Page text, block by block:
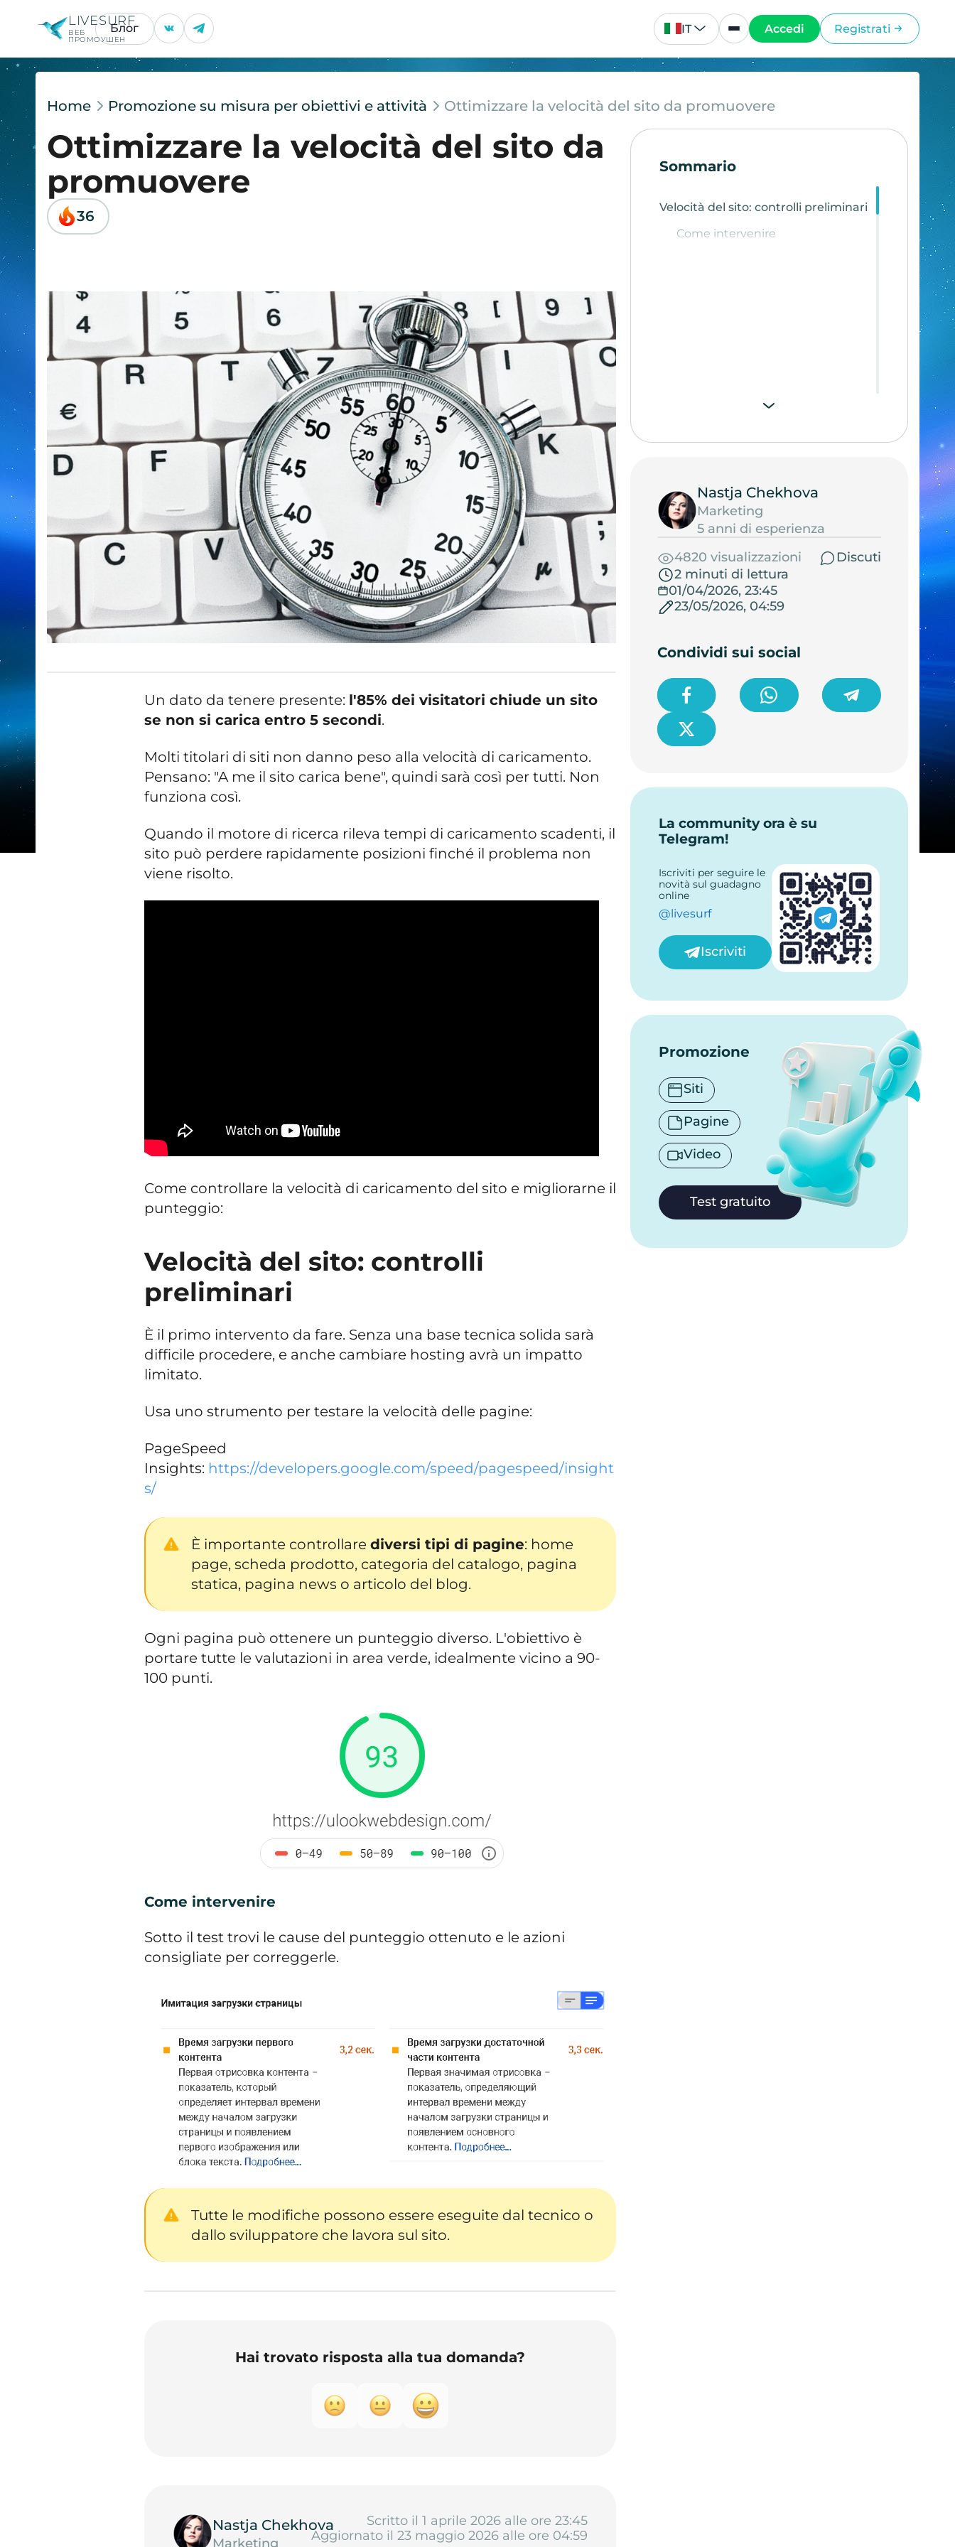
LIVESURF
ВЕБ
ПРОМОУШЕН
Блог IT Accedi Registrati
Home Promozione su misura per obiettivi e attività Ottimizzare la velocità del sito da promuovere
Ottimizzare la velocità del sito da
promuovere
36
Un dato da tenere presente: l'85% dei visitatori chiude un sito
se non si carica entro 5 secondi.
Molti titolari di siti non danno peso alla velocità di caricamento.
Pensano: "A me il sito carica bene", quindi sarà così per tutti. Non
funziona così.
Quando il motore di ricerca rileva tempi di caricamento scadenti, il
sito può perdere rapidamente posizioni finché il problema non
viene risolto.
Come controllare la velocità di caricamento del sito e migliorarne il
punteggio:
Velocità del sito: controlli
preliminari
È il primo intervento da fare. Senza una base tecnica solida sarà
difficile procedere, e anche cambiare hosting avrà un impatto
limitato.
Usa uno strumento per testare la velocità delle pagine:
PageSpeed
Insights: https://developers.google.com/speed/pagespeed/insight
s/
È importante controllarediversi tipi di pagine: home
page, scheda prodotto, categoria del catalogo, pagina
statica, pagina news o articolo del blog.
Ogni pagina può ottenere un punteggio diverso. L'obiettivo è
portare tutte le valutazioni in area verde, idealmente vicino a 90-
100 punti.
Come intervenire
Sotto il test trovi le cause del punteggio ottenuto e le azioni
consigliate per correggerle.
Tutte le modifiche possono essere eseguite dal tecnico o
dallo sviluppatore che lavora sul sito.
Hai trovato risposta alla tua domanda?
Nastja Chekhova
Marketing
Scritto il 1 aprile 2026 alle ore 23:45
Aggiornato il 23 maggio 2026 alle ore 04:59
Sommario
Velocità del sito: controlli preliminari
Come intervenire
Nastja Chekhova
Marketing
5 anni di esperienza
4820 visualizzazioni
Discuti
2 minuti di lettura
01/04/2026, 23:45
23/05/2026, 04:59
Condividi sui social
La community ora è su
Telegram!
Iscriviti per seguire le
novità sul guadagno
online
@livesurf
Iscriviti
Promozione
Siti
Pagine
Video
Test gratuito